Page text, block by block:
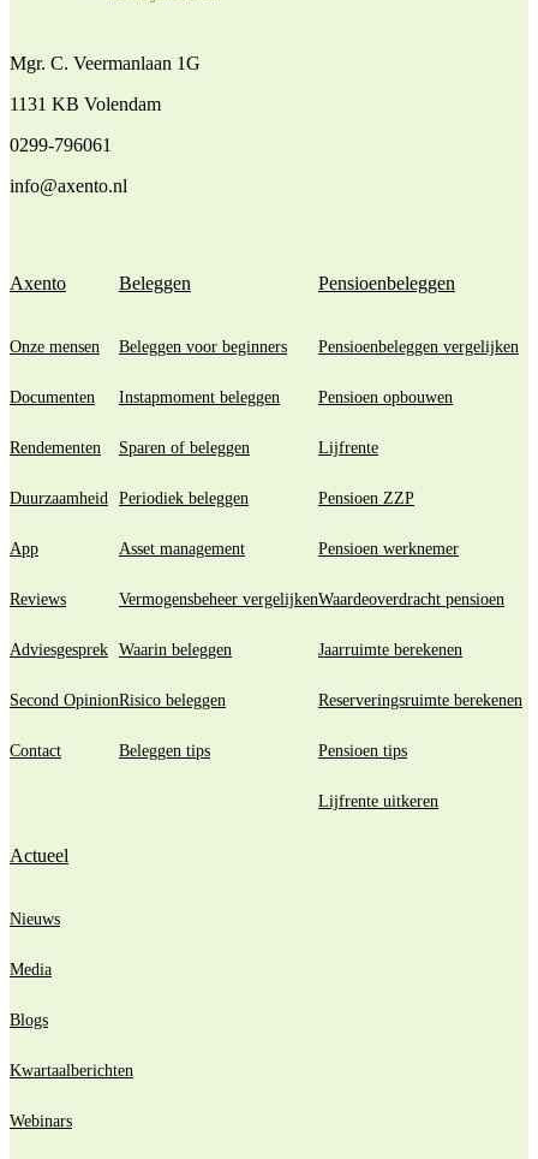
Mgr. C. Veermanlaan 1G
1131 KB Volendam
0299-796061
info@axento.nl
Axento
Onze mensen
Documenten
Rendementen
Duurzaamheid
App
Reviews
Adviesgesprek
Second Opinion
Contact
Beleggen
Beleggen voor beginners
Instapmoment beleggen
Sparen of beleggen
Periodiek beleggen
Asset management
Vermogensbeheer vergelijken
Waarin beleggen
Risico beleggen
Beleggen tips
Pensioenbeleggen
Pensioenbeleggen vergelijken
Pensioen opbouwen
Lijfrente
Pensioen ZZP
Pensioen werknemer
Waardeoverdracht pensioen
Jaarruimte berekenen
Reserveringsruimte berekenen
Pensioen tips
Lijfrente uitkeren
Actueel
Nieuws
Media
Blogs
Kwartaalberichten
Webinars